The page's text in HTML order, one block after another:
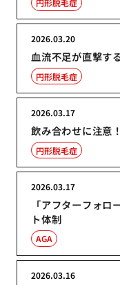
円形脱毛症
血流不足が直撃す
2026.03.20
円形脱毛症
飲み合わせに注意
2026.03.17
円形脱毛症
「アフターフォ
ト体制
2026.03.17
AGA
2026.03.16